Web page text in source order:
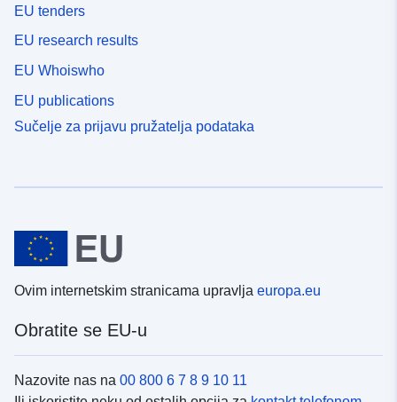
EU tenders
EU research results
EU Whoiswho
EU publications
Sučelje za prijavu pružatelja podataka
Ovim internetskim stranicama upravlja europa.eu
Obratite se EU-u
Nazovite nas na 00 800 6 7 8 9 10 11